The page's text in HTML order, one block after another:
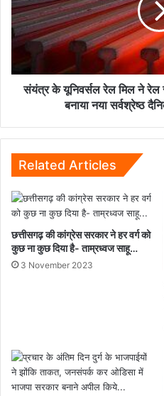
हासिल
करने
के
मिल
ने
रेल
में
3,867
कर
नया
सर्वश्रेष्ठ
दैनिक
उत्पादन
कीर्तिमान...
संयंत्र के यूनिवर्सल रेल मिल ने रेल
बनाया नया सर्वश्रेष्ठ
Related Articles
छत्तीसगढ़ की कांग्रेस सरकार ने हर वर्ग को
कुछ ना कुछ दिया है- ताम्रध्वज साहू…
3 November 2023